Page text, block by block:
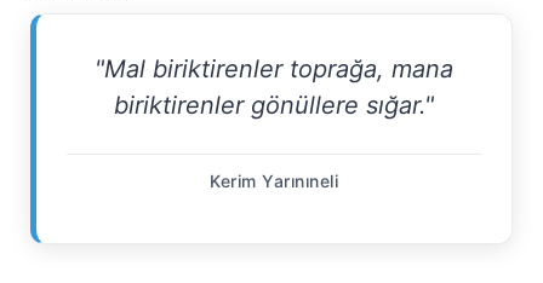
"Mal biriktirenler toprağa, mana
biriktirenler gönüllere sığar."
Kerim Yarınıneli